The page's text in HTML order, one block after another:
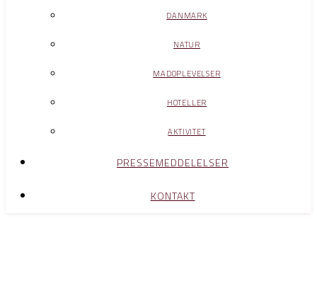
DANMARK
NATUR
MADOPLEVELSER
HOTELLER
AKTIVITET
PRESSEMEDDELELSER
KONTAKT